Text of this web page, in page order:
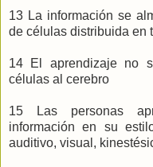
13 La información se
de células distribuida en
14 El aprendizaje no
células al cerebro
15 Las personas
información en su
auditivo, visual,